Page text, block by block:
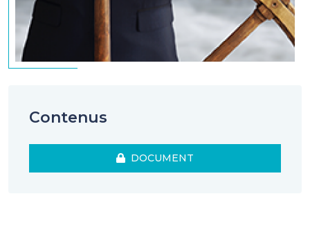
Définir les différentes poches de liquidité
possibles
, ainsi que leurs avantages et
inconvénients. On pense au marché bancaire, au
marché des intermédiaires, à des cessions
Si la cible est trop grosse, elle peut par
Contenus
DOCUMENT